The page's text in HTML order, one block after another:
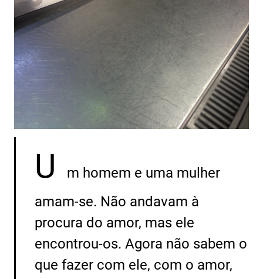
U
m homem e uma mulher
amam-se. Não andavam à
procura do amor, mas ele
encontrou-os. Agora não sabem o
que fazer com ele, com o amor,